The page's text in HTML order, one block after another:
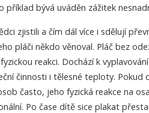
bývá uváděn zážitek
zjistili a čím dál více i sdělují
pláči někdo věnoval. Pláč bez
reakci. Dochází k
činnosti i tělesné teploty. Pokud
často, jeho fyzická reakce na
Po čase dítě sice plakat